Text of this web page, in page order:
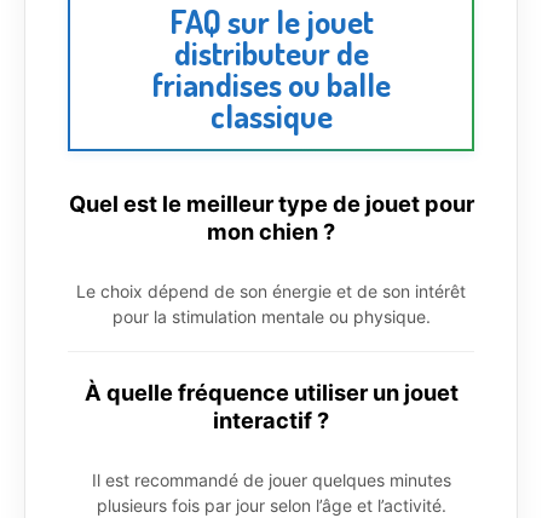
FAQ sur le jouet
distributeur de
friandises ou balle
classique
Quel est le meilleur type de jouet pour
mon chien ?
Le choix dépend de son énergie et de son intérêt
pour la stimulation mentale ou physique.
À quelle fréquence utiliser un jouet
interactif ?
Il est recommandé de jouer quelques minutes
plusieurs fois par jour selon l’âge et l’activité.